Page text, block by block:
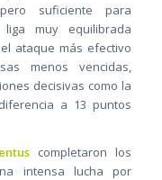
suficiente para
muy equilibrada
ataque más efectivo
menos vencidas,
decisivas como la
a 13 puntos
completaron los
intensa lucha por